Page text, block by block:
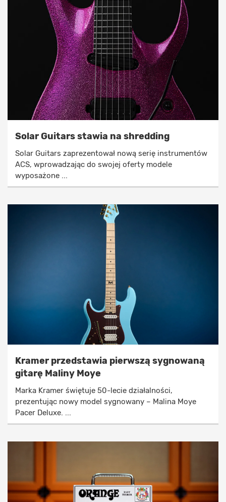
Solar Guitars stawia na shredding
Solar Guitars zaprezentował nową serię instrumentów
ACS, wprowadzając do swojej oferty modele
wyposażone ...
Kramer przedstawia pierwszą sygnowaną
gitarę Maliny Moye
Marka Kramer świętuje 50-lecie działalności,
prezentując nowy model sygnowany – Malina Moye
Pacer Deluxe. ...